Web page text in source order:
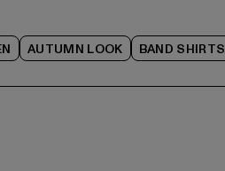
AUTUMN LOOK BAND SHIRTS